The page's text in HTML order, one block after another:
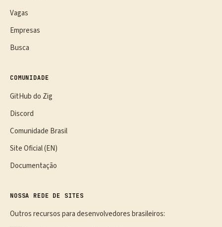
Vagas
Empresas
Busca
COMUNIDADE
GitHub do Zig
Discord
Comunidade Brasil
Site Oficial (EN)
Documentação
NOSSA REDE DE SITES
Outros recursos para desenvolvedores brasileiros: